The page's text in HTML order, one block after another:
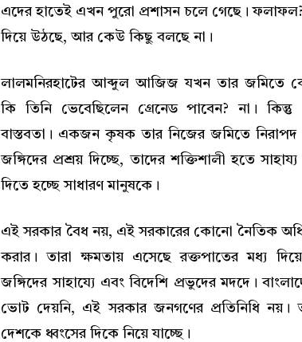
এদের হাতেই এখন পুরো প্রশাসন চলে গেছে। ফলাফল?
দিয়ে উঠছে, আর কেউ কিছু বলছে না।
লালমনিরহাটের আব্দুল আজিজ যখন তার জমিতে
কি তিনি ভেবেছিলেন গ্রেনেড পাবেন? না।
বাস্তবতা। একজন কৃষক তার নিজের জমিতে
জঙ্গিদের প্রশ্রয় দিচ্ছে, তাদের শক্তিশালী হতে
দিতে হচ্ছে সাধারণ মানুষকে।
এই সরকার বৈধ নয়, এই সরকারের কোনো নৈতিক
করার। তারা ক্ষমতায় এসেছে রক্তপাতের মধ্য
জঙ্গিদের সাহায্যে এবং বিদেশি প্রভুদের মদদে।
ভোট দেয়নি, এই সরকার জনগণের প্রতিনিধি নয়।
দেশকে ধ্বংসের দিকে নিয়ে যাচ্ছে।